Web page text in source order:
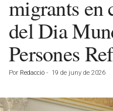
migrants en
del Dia
Persones
Por Redacció - 19 de juny de 2026